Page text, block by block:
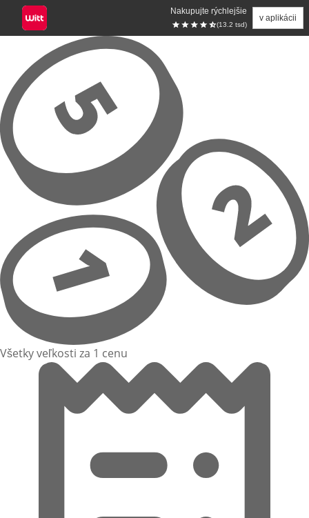
Nakupujte rýchlejšie
(13.2 tsd)
v aplikácii
Prejsť na hlavný obsah
Všetky veľkosti za 1 cenu